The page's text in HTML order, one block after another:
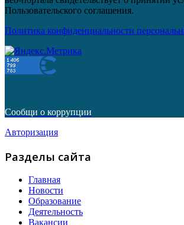
Пользовательского соглашения.
Политика конфиденциальности
Сообщи о коррупции
Авторизация
Разделы сайта
Главная
Новости
Образование
Деятельность
Вакансии